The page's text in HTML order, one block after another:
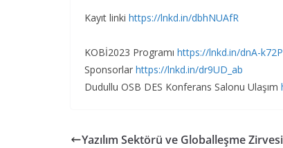
Kayıt linki https://lnkd.in/dbhNUAfR
KOBİ2023 Programı https://lnkd.in/dnA-k72P
Sponsorlar https://lnkd.in/dr9UD_ab
Dudullu OSB DES Konferans Salonu Ulaşım
Yazılım Sektörü ve Globalleşme Zirvesi